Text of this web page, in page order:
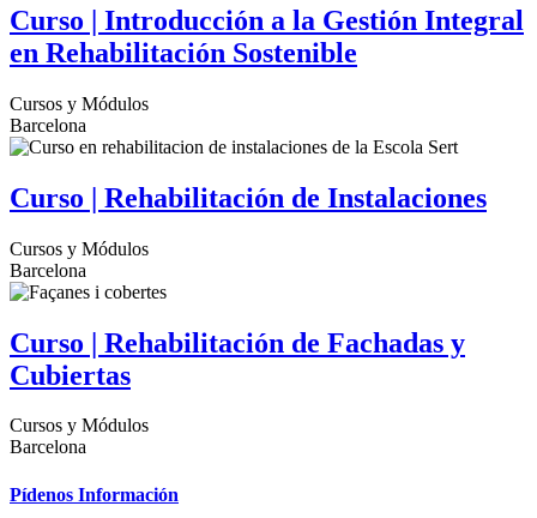
Curso | Introducción a la Gestión Integral
en Rehabilitación Sostenible
Cursos y Módulos
Barcelona
Curso | Rehabilitación de Instalaciones
Cursos y Módulos
Barcelona
Curso | Rehabilitación de Fachadas y
Cubiertas
Cursos y Módulos
Barcelona
Pídenos Información